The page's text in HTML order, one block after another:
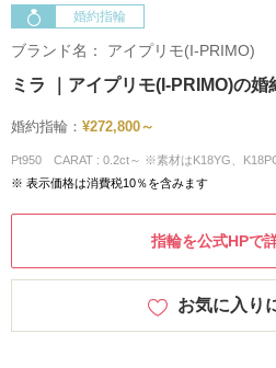
婚約指輪
ブランド名： アイプリモ(I-PRIMO)
ミラ ｜アイプリモ(I-PRIMO)の婚
婚約指輪： ¥272,800～
Pt950 CARAT : 0.2ct～ ※素材はK18YG、
※ 表示価格は消費税10％を含みます
指輪を公式HPで
お気に入り